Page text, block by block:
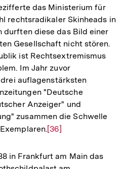
das Ministerium für
rechtsradikaler Skinheads in
durften diese das Bild einer
Gesellschaft nicht stören.
ist Rechtsextremismus
Im Jahr zuvor
auflagenstärksten
"Deutsche
Anzeiger" und
zusammen die Schwelle
Zur
der
Fußnote
[36]
in Frankfurt am Main das